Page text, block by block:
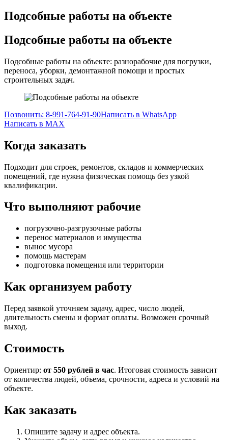
Подсобные работы на объекте
Подсобные работы на объекте
Подсобные работы на объекте: разнорабочие для погрузки,
переноса, уборки, демонтажной помощи и простых
строительных задач.
Позвонить: 8-991-764-91-90Написать в WhatsApp
Написать в MAX
Когда заказать
Подходит для строек, ремонтов, складов и коммерческих
помещений, где нужна физическая помощь без узкой
квалификации.
Что выполняют рабочие
погрузочно-разгрузочные работы
перенос материалов и имущества
вынос мусора
помощь мастерам
подготовка помещения или территории
Как организуем работу
Перед заявкой уточняем задачу, адрес, число людей,
длительность смены и формат оплаты. Возможен срочный
выход.
Стоимость
Ориентир: от 550 рублей в час. Итоговая стоимость зависит
от количества людей, объема, срочности, адреса и условий на
объекте.
Как заказать
Опишите задачу и адрес объекта.